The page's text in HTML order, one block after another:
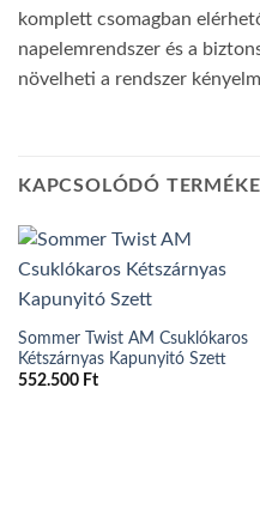
komplett csomagban
napelemrendszer és a
növelheti a rendszer
KAPCSOLÓDÓ
Sommer Twist AM Csuklókaros
Kétszárnyas Kapunyitó Szett
552.500 Ft